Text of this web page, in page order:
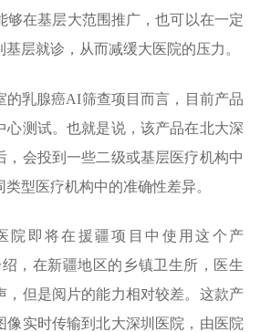
够在基层大范围推广，也可以在一定
层就诊，从而减缓大医院的压力。
的乳腺癌AI筛查项目而言，目前产品
心测试。也就是说，该产品在北大深
，会投到一些二级或基层医疗机构中
型医疗机构中的准确性差异。
院即将在援疆项目中使用这个产
，在新疆地区的乡镇卫生所，医生
，但是阅片的能力相对较差。这款产
像实时传输到北大深圳医院，由医院